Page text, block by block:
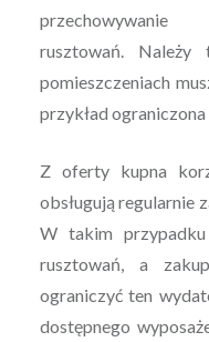
przechowywanie
rusztowań.
pomieszczeniach
przykład
Z oferty kupna
obsługują regularnie
W takim
rusztowań, a
ograniczyć ten
dostępnego